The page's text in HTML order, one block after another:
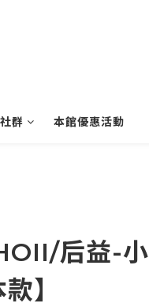
群 本館優惠活動
后益-小
】